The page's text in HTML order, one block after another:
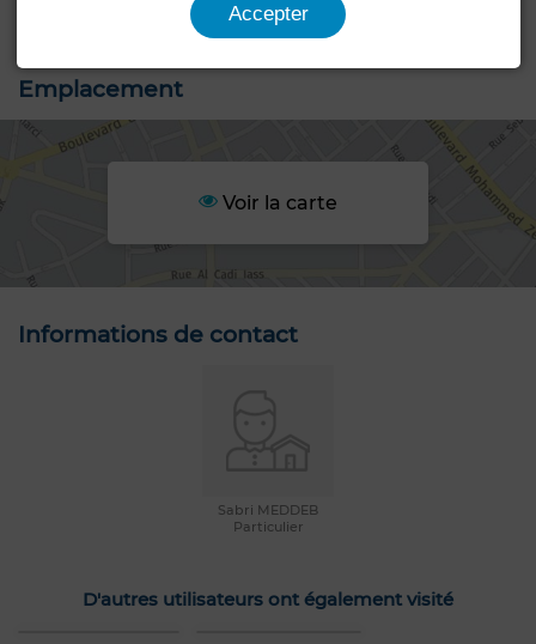
Emplacement
Voir la carte
Informations de contact
Sabri MEDDEB
Particulier
D'autres utilisateurs ont également visité
Accepter